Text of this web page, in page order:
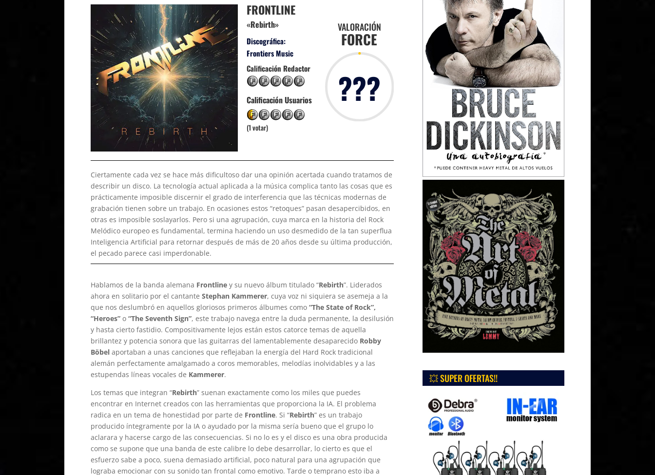
FRONTLINE
«Rebirth»
Discográfica:
Frontiers Music
Calificación Redactor
Calificación Usuarios
(1 votar)
VALORACIÓN
FORCE
???
Ciertamente cada vez se hace más dificultoso dar una opinión acertada cuando tratamos de
describir un disco. La tecnología actual aplicada a la música complica tanto las cosas que es
prácticamente imposible discernir el grado de interferencia que las técnicas modernas de
grabación tienen sobre un trabajo. En ocasiones estos “retoques” pasan desapercibidos, en
otras es imposible soslayarlos. Pero si una agrupación, cuya marca en la historia del Rock
Melódico europeo es fundamental, termina haciendo un uso desmedido de la tan superflua
Inteligencia Artificial para retornar después de más de 20 años desde su última producción,
el pecado parece casi imperdonable.
Hablamos de la banda alemana Frontline y su nuevo álbum titulado “Rebirth”. Liderados
ahora en solitario por el cantante Stephan Kammerer, cuya voz ni siquiera se asemeja a la
que nos deslumbró en aquellos gloriosos primeros álbumes como “The State of Rock”,
“Heroes” o “The Seventh Sign”, este trabajo navega entre la duda permanente, la desilusión
y hasta cierto fastidio. Compositivamente lejos están estos catorce temas de aquella
brillantez y potencia sonora que las guitarras del lamentablemente desaparecido Robby
Böbel aportaban a unas canciones que reflejaban la energía del Hard Rock tradicional
alemán perfectamente amalgamado a coros memorables, melodías inolvidables y a las
estupendas líneas vocales de Kammerer.
Los temas que integran “Rebirth” suenan exactamente como los miles que puedes
encontrar en Internet creados con las herramientas que proporciona la IA. El problema
radica en un tema de honestidad por parte de Frontline. Si “Rebirth” es un trabajo
producido íntegramente por la IA o ayudado por la misma sería bueno que el grupo lo
aclarara y hacerse cargo de las consecuencias. Si no lo es y el disco es una obra producida
como se supone que una banda de este calibre lo debe desarrollar, lo cierto es que el
esfuerzo sabe a poco, suena demasiado artificial, poco natural para una agrupación que
lograba emocionar con su sonido tan frontal como emotivo. Tarde o temprano esto iba a
💥 SUPER OFERTAS!!